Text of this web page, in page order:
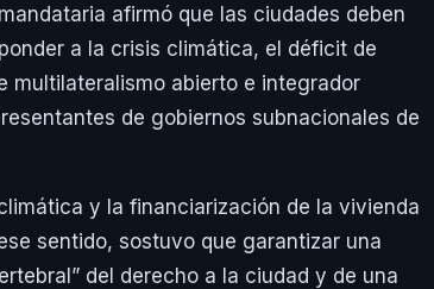
afirmó que las ciudades deben
a la crisis climática, el déficit de
multilateralismo abierto e integrador
de gobiernos subnacionales de
y la financiarización de la vivienda
sentido, sostuvo que garantizar una
del derecho a la ciudad y de una